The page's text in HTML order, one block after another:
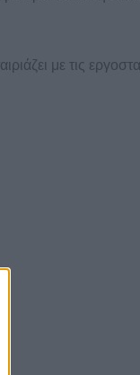
με τις